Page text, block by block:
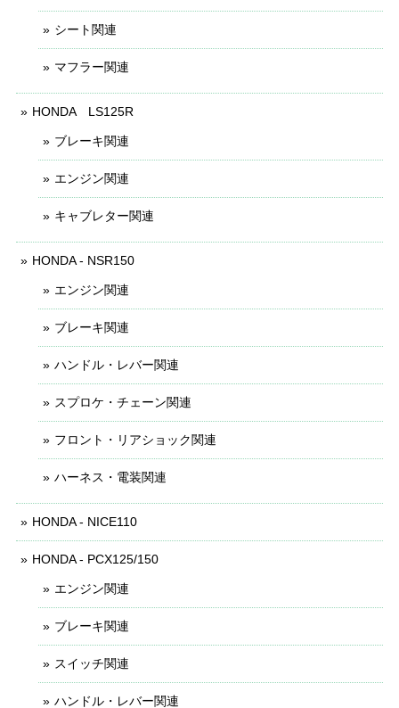
シート関連
マフラー関連
HONDA LS125R
ブレーキ関連
エンジン関連
キャブレター関連
HONDA - NSR150
エンジン関連
ブレーキ関連
ハンドル・レバー関連
スプロケ・チェーン関連
フロント・リアショック関連
ハーネス・電装関連
HONDA - NICE110
HONDA - PCX125/150
エンジン関連
ブレーキ関連
スイッチ関連
ハンドル・レバー関連